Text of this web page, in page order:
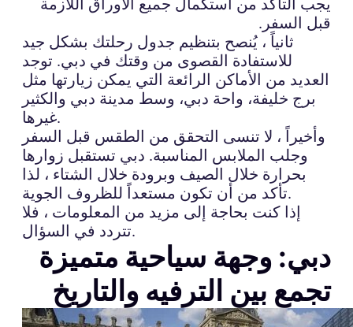
يجب التأكد من استكمال جميع الاوراق اللازمة
قبل السفر.
ثانياً ، يُنصح بتنظيم جدول رحلتك بشكل جيد
للاستفادة القصوى من وقتك في دبي. توجد
العديد من الأماكن الرائعة التي يمكن زيارتها مثل
برج خليفة، واحة دبي، وسط مدينة دبي والكثير
غيرها.
وأخيراً ، لا تنسى التحقق من الطقس قبل السفر
وجلب الملابس المناسبة. دبي تستقبل زوارها
بحرارة خلال الصيف وبرودة خلال الشتاء ، لذا
تأكد من أن تكون مستعداً للظروف الجوية.
إذا كنت بحاجة إلى مزيد من المعلومات ، فلا
تتردد في السؤال.
دبي: وجهة سياحية متميزة
تجمع بين الترفيه والتاريخ